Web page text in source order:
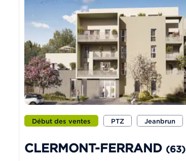
Début des ventes PTZ Jeanbrun
CLERMONT-FERRAND (63)